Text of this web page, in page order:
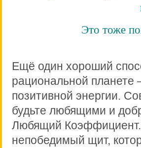
Это тоже
Ещё один хороший
рациональной планете
позитивной энергии.
будьте любящими и
Любящий Коэффициент.
непобедимый щит,